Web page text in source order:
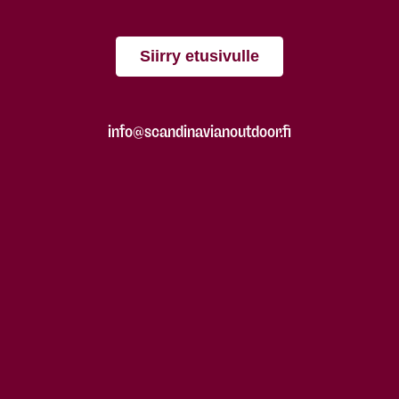
Siirry etusivulle
info@scandinavianoutdoor.fi